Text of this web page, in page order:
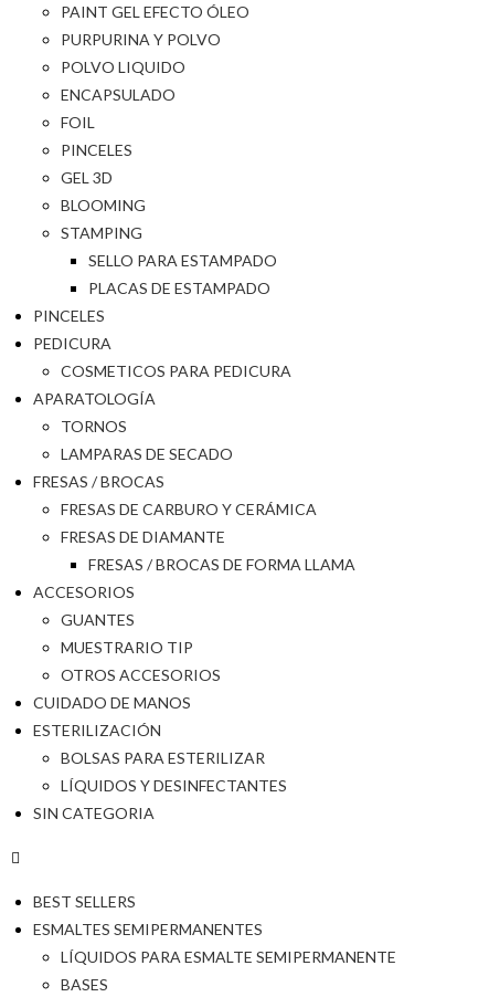
PAINT GEL EFECTO ÓLEO
PURPURINA Y POLVO
POLVO LIQUIDO
ENCAPSULADO
FOIL
PINCELES
GEL 3D
BLOOMING
STAMPING
SELLO PARA ESTAMPADO
PLACAS DE ESTAMPADO
PINCELES
PEDICURA
COSMETICOS PARA PEDICURA
APARATOLOGÍA
TORNOS
LAMPARAS DE SECADO
FRESAS / BROCAS
FRESAS DE CARBURO Y CERÁMICA
FRESAS DE DIAMANTE
FRESAS / BROCAS DE FORMA LLAMA
ACCESORIOS
GUANTES
MUESTRARIO TIP
OTROS ACCESORIOS
CUIDADO DE MANOS
ESTERILIZACIÓN
BOLSAS PARA ESTERILIZAR
LÍQUIDOS Y DESINFECTANTES
SIN CATEGORIA
BEST SELLERS
ESMALTES SEMIPERMANENTES
LÍQUIDOS PARA ESMALTE SEMIPERMANENTE
BASES